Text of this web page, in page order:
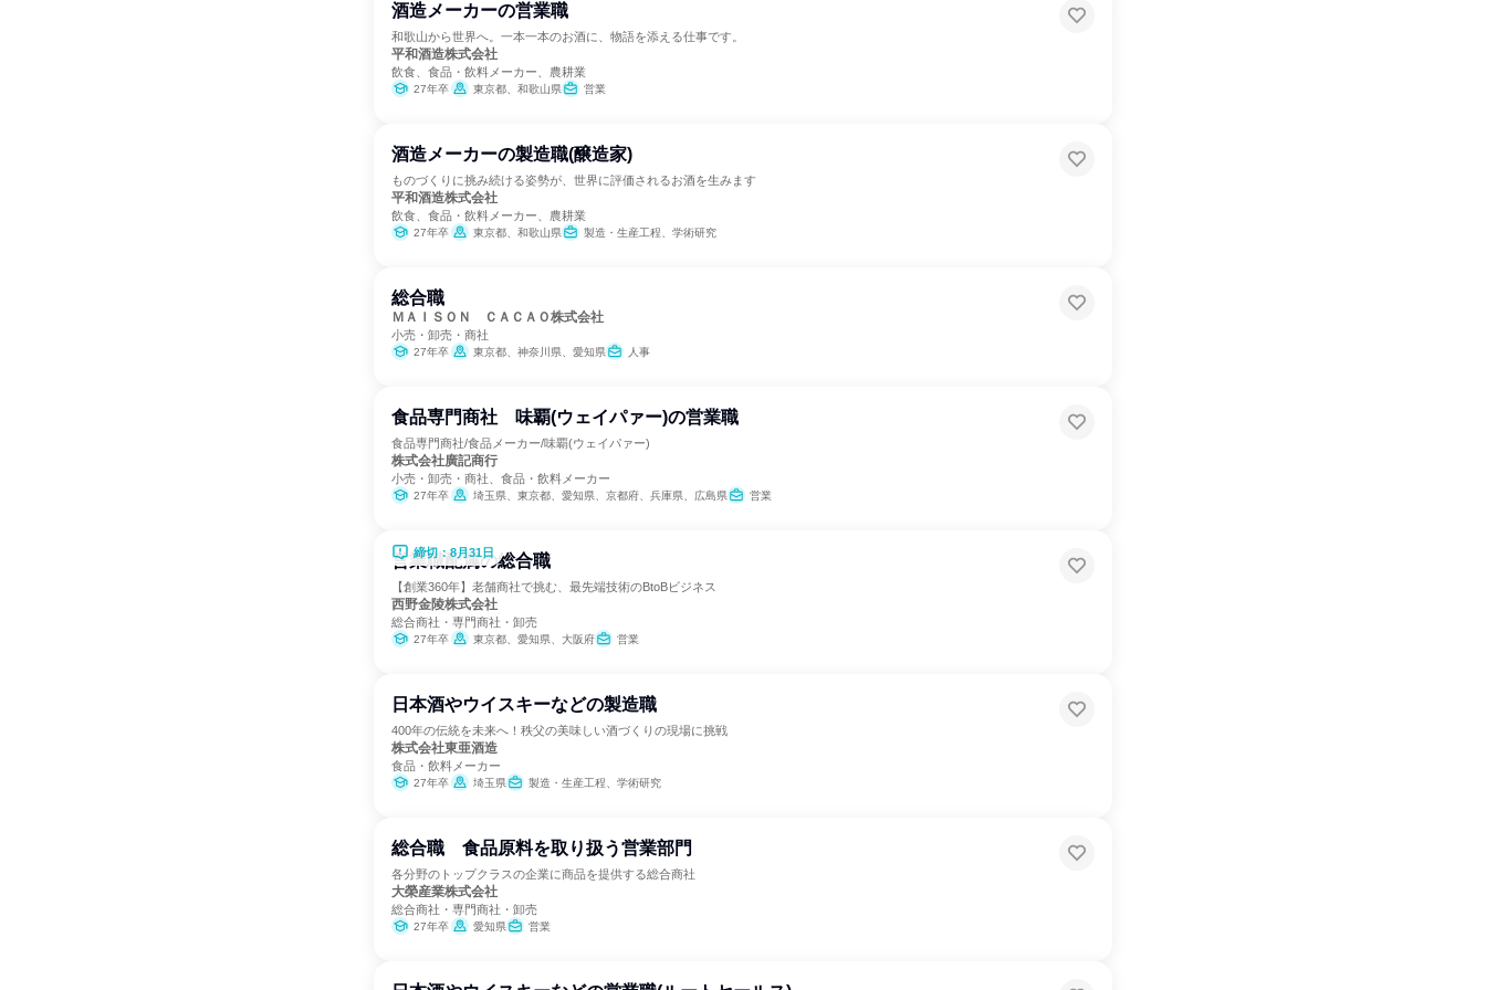
酒造メーカーの営業職
和歌山から世界へ。一本一本のお酒に、物語を添える仕事です。
平和酒造株式会社
飲食、食品・飲料メーカー、農耕業
27年卒 東京都、和歌山県 営業
酒造メーカーの製造職(醸造家)
ものづくりに挑み続ける姿勢が、世界に評価されるお酒を生みます
平和酒造株式会社
飲食、食品・飲料メーカー、農耕業
27年卒 東京都、和歌山県 製造・生産工程、学術研究
総合職
ＭＡＩＳＯＮ ＣＡＣＡＯ株式会社
小売・卸売・商社
27年卒 東京都、神奈川県、愛知県 人事
食品専門商社 味覇(ウェイパァー)の営業職
食品専門商社/食品メーカー/味覇(ウェイパァー)
株式会社廣記商行
小売・卸売・商社、食品・飲料メーカー
27年卒 埼玉県、東京都、愛知県、京都府、兵庫県、広島県 営業
締切：8月31日
営業職配属の総合職
【創業360年】老舗商社で挑む、最先端技術のBtoBビジネス
西野金陵株式会社
総合商社・専門商社・卸売
27年卒 東京都、愛知県、大阪府 営業
日本酒やウイスキーなどの製造職
400年の伝統を未来へ！秩父の美味しい酒づくりの現場に挑戦
株式会社東亜酒造
食品・飲料メーカー
27年卒 埼玉県 製造・生産工程、学術研究
総合職 食品原料を取り扱う営業部門
各分野のトップクラスの企業に商品を提供する総合商社
大榮産業株式会社
総合商社・専門商社・卸売
27年卒 愛知県 営業